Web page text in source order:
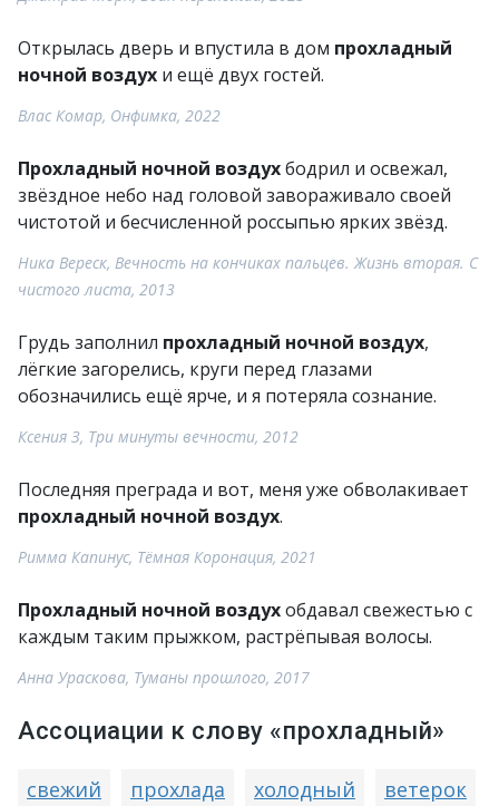
Открылась дверь и впустила в дом прохладный
ночной воздух и ещё двух гостей.
Влас Комар, Онфимка, 2022
Прохладный ночной воздухбодрил и освежал,
звёздное небо над головой завораживало своей
чистотой и бесчисленной россыпью ярких звёзд.
Ника Вереск, Вечность на кончиках пальцев. Жизнь вторая. С
чистого листа, 2013
Грудь заполнил прохладный ночной воздух,
лёгкие загорелись, круги перед глазами
обозначились ещё ярче, и я потеряла сознание.
Ксения З, Три минуты вечности, 2012
Последняя преграда и вот, меня уже обволакивает
прохладный ночной воздух.
Римма Капинус, Тёмная Коронация, 2021
Прохладный ночной воздухобдавал свежестью с
каждым таким прыжком, растрёпывая волосы.
Анна Ураскова, Туманы прошлого, 2017
Ассоциации к слову «прохладный»
свежий прохлада холодный
ветерок